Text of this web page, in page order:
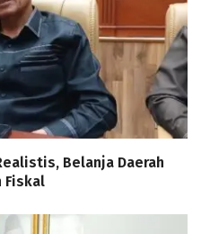
Belanja Daerah
Fiskal